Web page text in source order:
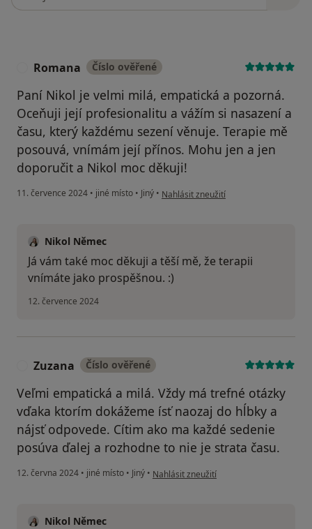
Romana Číslo ověřené
Paní Nikol je velmi milá, empatická a pozorná.
Oceňuji její profesionalitu a vážím si nasazení a
času, který každému sezení věnuje. Terapie mě
posouvá, vnímám její přínos. Mohu jen a jen
doporučit a Nikol moc děkuji!
11. července 2024 • jiné místo • Jiný • podle názoru uživatele Romana
Nahlásit zneužití
Nikol Němec
Já vám také moc děkuji a těší mě, že terapii
vnímáte jako prospěšnou. :)
12. července 2024
Zuzana Číslo ověřené
Veľmi empatická a milá. Vždy má trefné otázky
vďaka ktorím dokážeme ísť naozaj do hĺbky a
nájsť odpovede. Cítim ako ma každé sedenie
posúva ďalej a rozhodne to nie je strata času.
12. června 2024 • jiné místo • Jiný • podle názoru uživatele Zuzana
Nahlásit zneužití
Nikol Němec